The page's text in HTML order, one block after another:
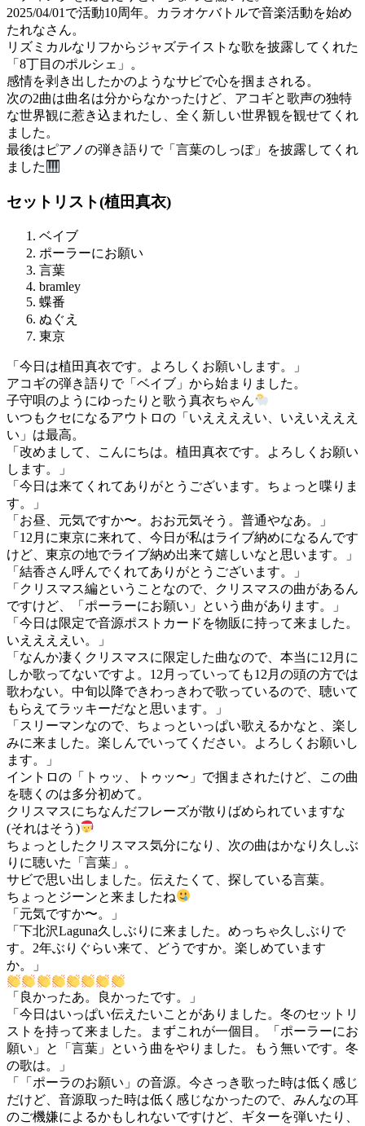
2025/04/01で活動10周年。カラオケバトルで音楽活動を始め
たれなさん。
リズミカルなリフからジャズテイストな歌を披露してくれた
「8丁目のポルシェ」。
感情を剥き出したかのようなサビで心を掴まされる。
次の2曲は曲名は分からなかったけど、アコギと歌声の独特
な世界観に惹き込まれたし、全く新しい世界観を観せてくれ
ました。
最後はピアノの弾き語りで「言葉のしっぽ」を披露してくれ
ました
セットリスト(植田真衣)
ベイブ
ポーラーにお願い
言葉
bramley
蝶番
ぬぐえ
東京
「今日は植田真衣です。よろしくお願いします。」
アコギの弾き語りで「ベイブ」から始まりました。
子守唄のようにゆったりと歌う真衣ちゃん
いつもクセになるアウトロの「いええええい、いえいえええ
い」は最高。
「改めまして、こんにちは。植田真衣です。よろしくお願い
します。」
「今日は来てくれてありがとうございます。ちょっと喋りま
す。」
「お昼、元気ですか〜。おお元気そう。普通やなあ。」
「12月に東京に来れて、今日が私はライブ納めになるんです
けど、東京の地でライブ納め出来て嬉しいなと思います。」
「結香さん呼んでくれてありがとうございます。」
「クリスマス編ということなので、クリスマスの曲があるん
ですけど、「ポーラーにお願い」という曲があります。」
「今日は限定で音源ポストカードを物販に持って来ました。
いええええい。」
「なんか凄くクリスマスに限定した曲なので、本当に12月に
しか歌ってないですよ。12月っていっても12月の頭の方では
歌わない。中旬以降できわっきわで歌っているので、聴いて
もらえてラッキーだなと思います。」
「スリーマンなので、ちょっといっぱい歌えるかなと、楽し
みに来ました。楽しんでいってください。よろしくお願いし
ます。」
イントロの「トゥッ、トゥッ〜」で掴まされたけど、この曲
を聴くのは多分初めて。
クリスマスにちなんだフレーズが散りばめられていますな
(それはそう)
ちょっとしたクリスマス気分になり、次の曲はかなり久しぶ
りに聴いた「言葉」。
サビで思い出しました。伝えたくて、探している言葉。
ちょっとジーンと来ましたね
「元気ですか〜。」
「下北沢Laguna久しぶりに来ました。めっちゃ久しぶりで
す。2年ぶりぐらい来て、どうですか。楽しめています
か。」
「良かったあ。良かったです。」
「今日はいっぱい伝えたいことがありました。冬のセットリ
ストを持って来ました。まずこれが一個目。「ポーラーにお
願い」と「言葉」という曲をやりました。もう無いです。冬
の歌は。」
「「ポーラのお願い」の音源。今さっき歌った時は低く感じ
だけど、音源取った時は低く感じなかったので、みんなの耳
のご機嫌によるかもしれないですけど、ギターを弾いたり、